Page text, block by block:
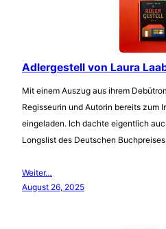
Adlergestell von Laura
Mit einem Auszug aus ihrem
Regisseurin und Autorin bereits zum
eingeladen. Ich dachte eigentlich
Longslist des Deutschen
Weiter…
August 26, 2025